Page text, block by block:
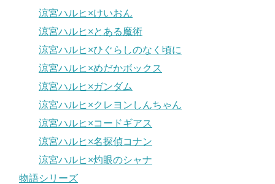
涼宮ハルヒ×けいおん
涼宮ハルヒ×とある魔術
涼宮ハルヒ×ひぐらしのなく頃に
涼宮ハルヒ×めだかボックス
涼宮ハルヒ×ガンダム
涼宮ハルヒ×クレヨンしんちゃん
涼宮ハルヒ×コードギアス
涼宮ハルヒ×名探偵コナン
涼宮ハルヒ×灼眼のシャナ
物語シリーズ